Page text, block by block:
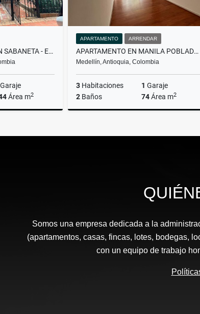
CASA UNIFAMILIAR EN SABANETA - EN ARRIENDO Y/O VENTA
Garaje
Área m2
$4.500.000
APARTAMENTO ARRENDAR
APARTAMENTO EN MANILA POBLADO - EN ARRIENDO
Medellín, Antioquia, Colombia
3 Habitaciones 1 Garaje
2 Baños 74Área m2
$3.500.000
Somos una empresa dedicada a la
(apartamentos, casas, fincas, lotes, bodegas,
con un equipo de trabajo